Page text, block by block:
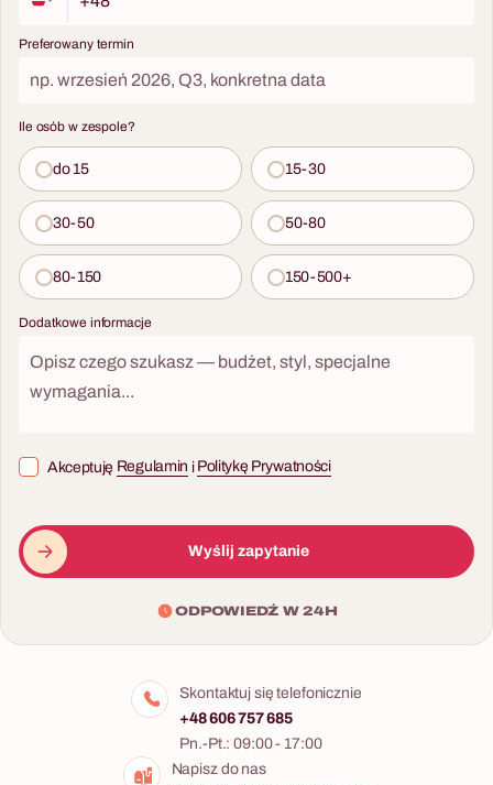
Preferowany termin
Ile osób w zespole?
do 15 15-30
30-50 50-80
80-150 150-500+
Dodatkowe informacje
Akceptuję Regulamin i Politykę Prywatności
Wyślij zapytanie
ODPOWIEDŹ W 24H
Skontaktuj się telefonicznie
+48 606 757 685
Pn.-Pt.: 09:00 - 17:00
Napisz do nas